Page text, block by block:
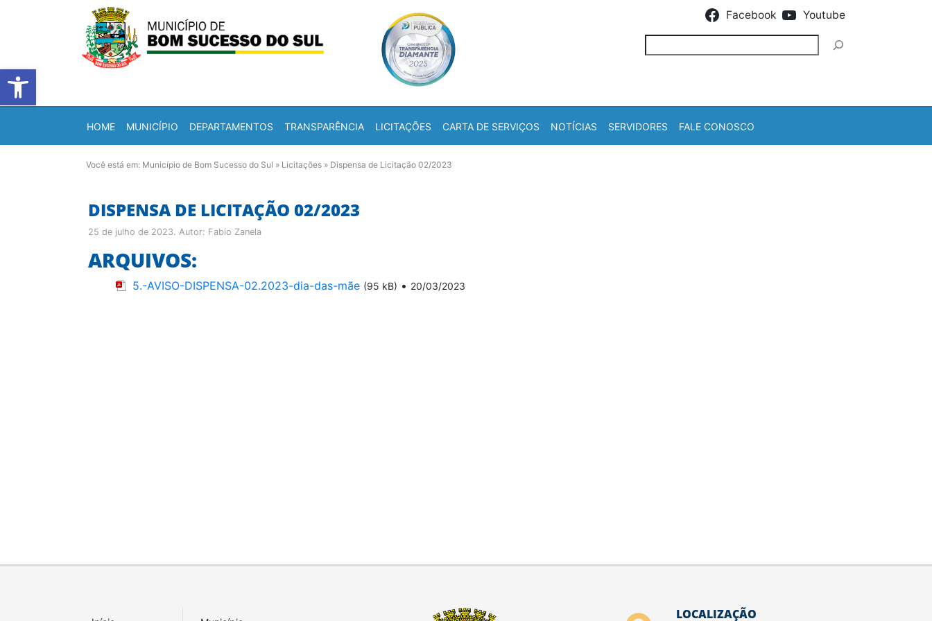
Barra de Ferramentas Aberta
Facebook Youtube
HOME MUNICÍPIO DEPARTAMENTOS TRANSPARÊNCIA LICITAÇÕES CARTA DE SERVIÇOS NOTÍCIAS SERVIDORES FALE CONOSCO
Você está em: Município de Bom Sucesso do Sul » Licitações » Dispensa de Licitação 02/2023
DISPENSA DE LICITAÇÃO 02/2023
25 de julho de 2023. Autor: Fabio Zanela
ARQUIVOS:
5.-AVISO-DISPENSA-02.2023-dia-das-mãe (95 kB) • 20/03/2023
LOCALIZAÇÃO